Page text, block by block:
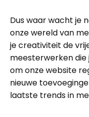
Dus waar wacht je
onze wereld van
je creativiteit de
meesterwerken
om onze website
nieuwe
laatste trends in